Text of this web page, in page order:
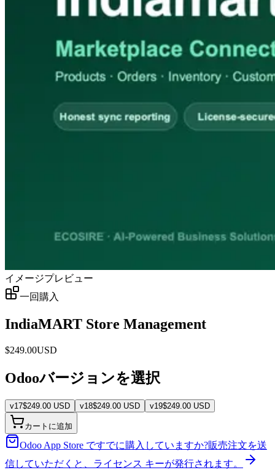
イメージプレビュー
一回購入
IndiaMART Store Management
$249.00USD
Odooバージョンを選択
v17$249.00 USD v18$249.00 USD v19$249.00 USD
カートに追加
Odoo App Store ですでに購入していますか?販売注文を送
信していただくと、ライセンス キーが発行されます。